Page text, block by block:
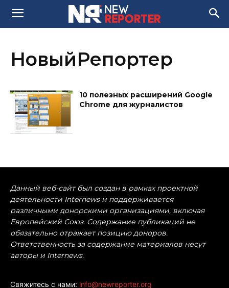
НовыйРепортер
10 полезных расширений Google
Chrome для журналистов
Данный веб-сайт был создан в рамках проектной
деятельности Internews и поддерживается
различными донорскими организациями, включая
Европейский Союз. Содержание публикаций не
обязательно отражает позицию доноров.
Ответственность за содержание материалов несут
авторы и Internews.
Свяжитесь с нами: info@newreporter.org